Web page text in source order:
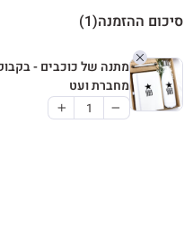
סיכום ההזמנה(1)
מתנה של כוכבים -
מחברת ועט